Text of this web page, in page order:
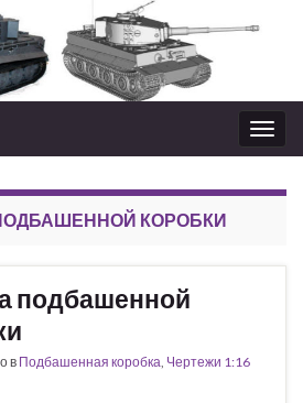
Вкл/
выкл
КОРОБКИ
подбашенной
в Подбашенная коробка, Чертежи 1:16